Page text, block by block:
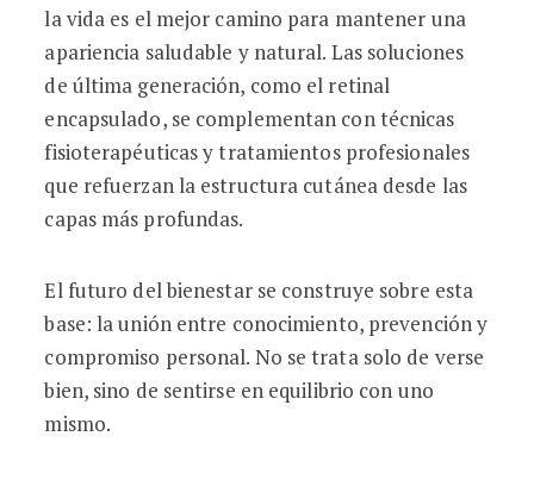
la vida es el mejor camino para mantener una
apariencia saludable y natural. Las soluciones
de última generación, como el retinal
encapsulado, se complementan con técnicas
fisioterapéuticas y tratamientos profesionales
que refuerzan la estructura cutánea desde las
capas más profundas.
El futuro del bienestar se construye sobre esta
base: la unión entre conocimiento, prevención y
compromiso personal. No se trata solo de verse
bien, sino de sentirse en equilibrio con uno
mismo.